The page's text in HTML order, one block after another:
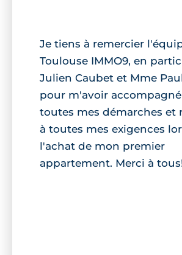
Je tiens à remercier
Toulouse IMMO9, en
Julien Caubet et Mme
pour m'avoir
toutes mes démarches et
à toutes mes exigences
l'achat de mon premier
appartement. Merci à